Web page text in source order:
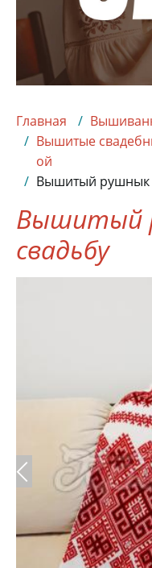
Главная
Вышитые
ой
Вышитый рушнык
Вышитый
свадьбу